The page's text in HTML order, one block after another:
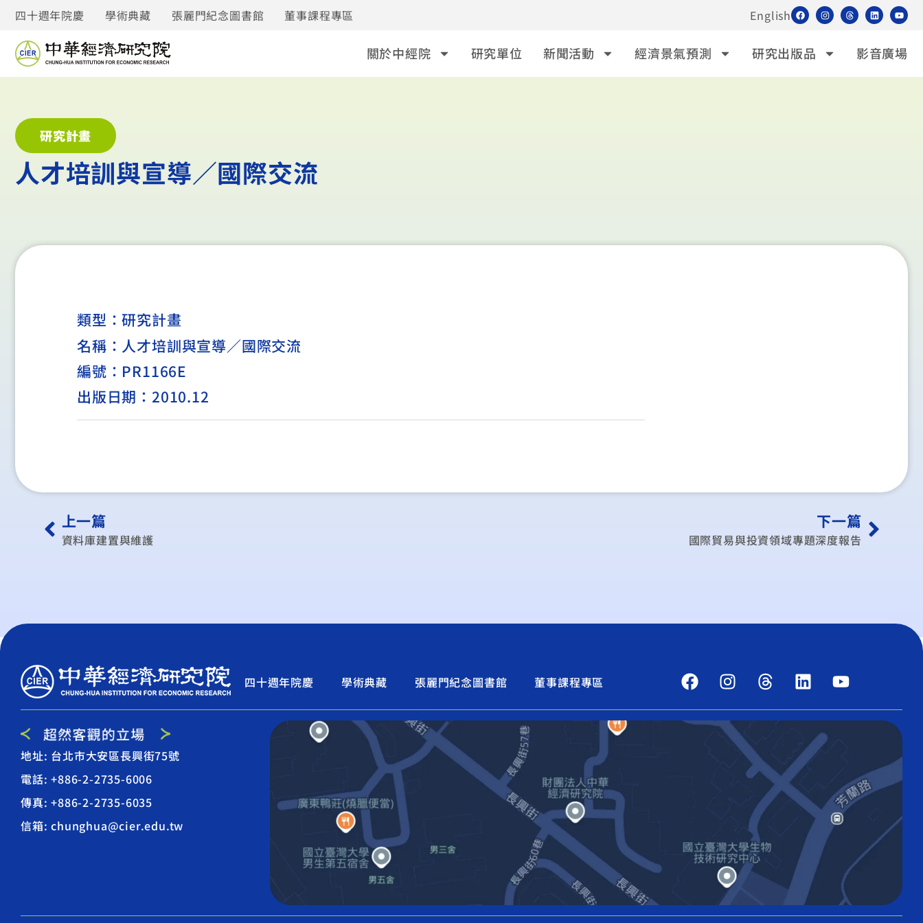
四十週年院慶 學術典藏 張麗門紀念圖書館 董事課程專區 English
關於中經院 研究單位 新聞活動 經濟景氣預測 研究出版品 影音廣場
研究計畫
人才培訓與宣導／國際交流
類型：研究計畫
名稱：人才培訓與宣導／國際交流
編號：PR1166E
出版日期：2010.12
上一篇
資料庫建置與維護
下一篇
國際貿易與投資領域專題深度報告
四十週年院慶 學術典藏 張麗門紀念圖書館 董事課程專區
地址: 台北市大安區長興街75號
電話: +886-2-2735-6006
傳真: +886-2-2735-6035
信箱: chunghua@cier.edu.tw